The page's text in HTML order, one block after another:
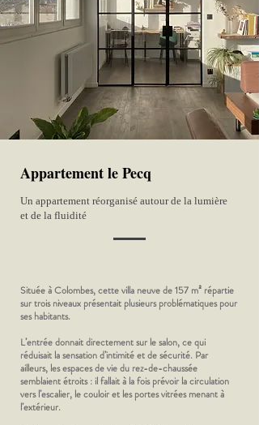
Appartement le Pecq
Un appartement réorganisé autour de la lumière
et de la fluidité
Située à Colombes, cette villa neuve de 157 m² répartie
sur trois niveaux présentait plusieurs problématiques pour
ses habitants.
L’entrée donnait directement sur le salon, ce qui
réduisait la sensation d’intimité et de sécurité. Par
ailleurs, les espaces de vie du rez-de-chaussée
semblaient étroits : il fallait à la fois prévoir la circulation
vers l’escalier, le couloir et les portes vitrées menant à
l’extérieur.